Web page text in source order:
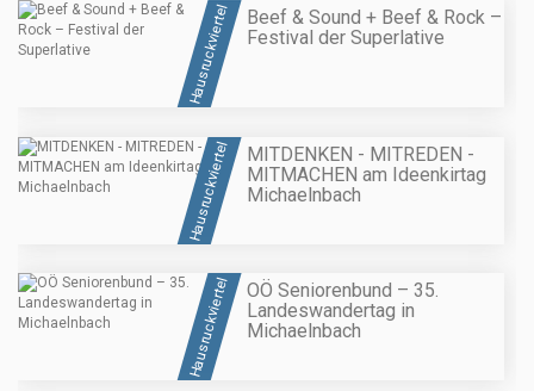
Hausruckviertel
Beef & Sound + Beef & Rock –
Festival der Superlative
Hausruckviertel
MITDENKEN - MITREDEN -
MITMACHEN am Ideenkirtag
Michaelnbach
Hausruckviertel
OÖ Seniorenbund – 35.
Landeswandertag in
Michaelnbach